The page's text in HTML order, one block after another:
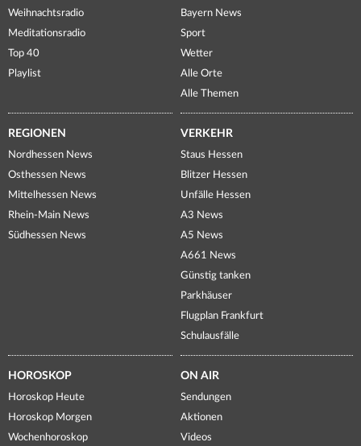
Weihnachtsradio
Meditationsradio
Top 40
Playlist
Bayern News
Sport
Wetter
Alle Orte
Alle Themen
REGIONEN
Nordhessen News
Osthessen News
Mittelhessen News
Rhein-Main News
Südhessen News
VERKEHR
Staus Hessen
Blitzer Hessen
Unfälle Hessen
A3 News
A5 News
A661 News
Günstig tanken
Parkhäuser
Flugplan Frankfurt
Schulausfälle
HOROSKOP
Horoskop Heute
Horoskop Morgen
Wochenhoroskop
ON AIR
Sendungen
Aktionen
Videos